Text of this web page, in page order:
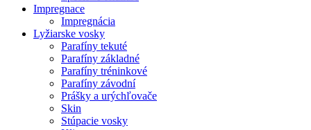
Impregnace
Impregnácia
Lyžiarske vosky
Parafíny tekuté
Parafíny základné
Parafíny tréninkové
Parafíny závodní
Prášky a urýchľovače
Skin
Stúpacie vosky